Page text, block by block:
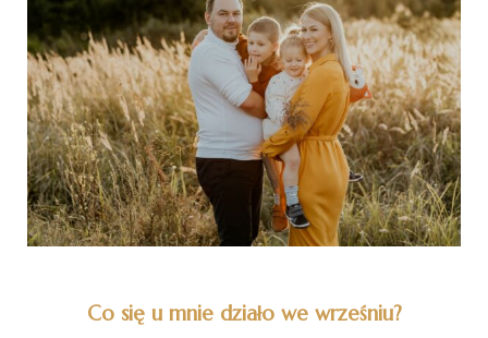
Co się u mnie działo we wrześniu?